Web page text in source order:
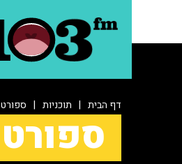
דף הבית | תוכניות | ספורט
ספורט